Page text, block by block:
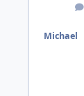
Michael